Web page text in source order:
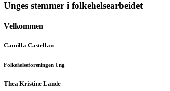
Unges stemmer i folkehelsearbeidet
Velkommen
Camilla Castellan
Folkehelseforeningen Ung
Thea Kristine Lande